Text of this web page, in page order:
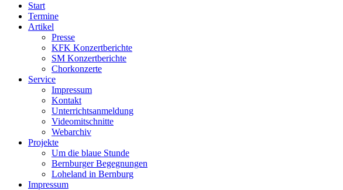
Start
Termine
Artikel
Presse
KFK Konzertberichte
SM Konzertberichte
Chorkonzerte
Service
Impressum
Kontakt
Unterrichtsanmeldung
Videomitschnitte
Webarchiv
Projekte
Um die blaue Stunde
Bernburger Begegnungen
Loheland in Bernburg
Impressum